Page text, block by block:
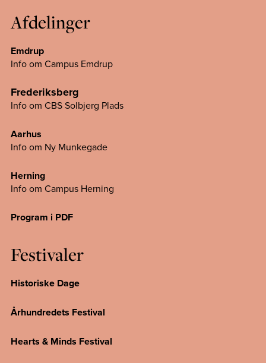
Afdelinger
Emdrup
Info om Campus Emdrup
Frederiksberg
Info om CBS Solbjerg Plads
Aarhus
Info om Ny Munkegade
Herning
Info om Campus Herning
Program i PDF
Festivaler
Historiske Dage
Århundredets Festival
Hearts & Minds Festival